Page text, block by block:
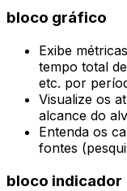
bloco gráfico
Exibe
tempo total
etc. por
Visualize os
alcance do
Entenda os
fontes
bloco indicador